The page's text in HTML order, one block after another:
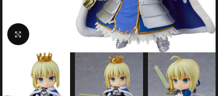
Click to enlarge